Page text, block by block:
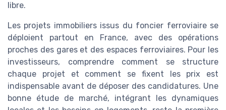
libre.
Les projets immobiliers issus du foncier ferroviaire se
déploient partout en France, avec des opérations
proches des gares et des espaces ferroviaires. Pour les
investisseurs, comprendre comment se structure
chaque projet et comment se fixent les prix est
indispensable avant de déposer des candidatures. Une
bonne étude de marché, intégrant les dynamiques